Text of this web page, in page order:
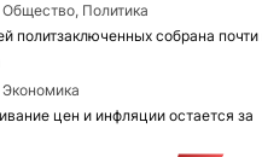
Общество, Политика
политзаключенных собрана почти
Экономика
цен и инфляции остается за